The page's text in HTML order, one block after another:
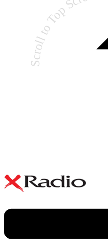
Scroll to Top